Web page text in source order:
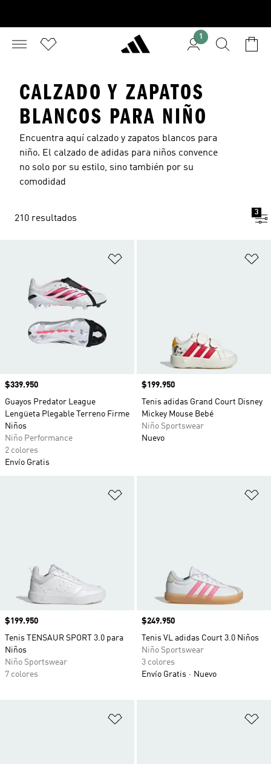
1
CALZADO Y ZAPATOS
BLANCOS PARA NIÑO
Encuentra aquí calzado y zapatos blancos para
niño. El calzado de adidas para niños convence
no solo por su estilo, sino también por su
comodidad
210 resultados
3
Precio
$339.950
Guayos Predator League
Lengüeta Plegable Terreno Firme
Niños
Niño Performance
2 colores
Envío Gratis
Precio
$199.950
Tenis adidas Grand Court Disney
Mickey Mouse Bebé
Niño Sportswear
Nuevo
Precio
$199.950
Tenis TENSAUR SPORT 3.0 para
Niños
Niño Sportswear
7 colores
Precio
$249.950
Tenis VL adidas Court 3.0 Niños
Niño Sportswear
3 colores
Envío Gratis
Nuevo